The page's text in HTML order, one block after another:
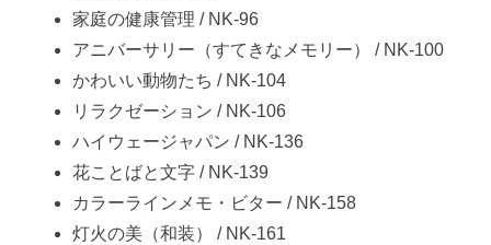
家庭の健康管理 / NK-96
アニバーサリー（すてきなメモリー） / NK-100
かわいい動物たち / NK-104
リラクゼーション / NK-106
ハイウェージャパン / NK-136
花ことばと文字 / NK-139
カラーラインメモ・ビター / NK-158
灯火の美（和装） / NK-161